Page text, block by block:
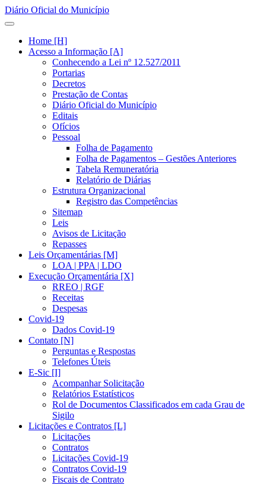
Diário Oficial do Município
Home [H]
Acesso a Informação [A]
Conhecendo a Lei nº 12.527/2011
Portarias
Decretos
Prestação de Contas
Diário Oficial do Município
Editais
Ofícios
Pessoal
Folha de Pagamento
Folha de Pagamentos – Gestões Anteriores
Tabela Remuneratória
Relatório de Diárias
Estrutura Organizacional
Registro das Competências
Sitemap
Leis
Avisos de Licitação
Repasses
Leis Orçamentárias [M]
LOA | PPA | LDO
Execução Orçamentária [X]
RREO | RGF
Receitas
Despesas
Covid-19
Dados Covid-19
Contato [N]
Perguntas e Respostas
Telefones Úteis
E-Sic [I]
Acompanhar Solicitação
Relatórios Estatísticos
Rol de Documentos Classificados em cada Grau de
Sigilo
Licitações e Contratos [L]
Licitações
Contratos
Licitações Covid-19
Contratos Covid-19
Fiscais de Contrato